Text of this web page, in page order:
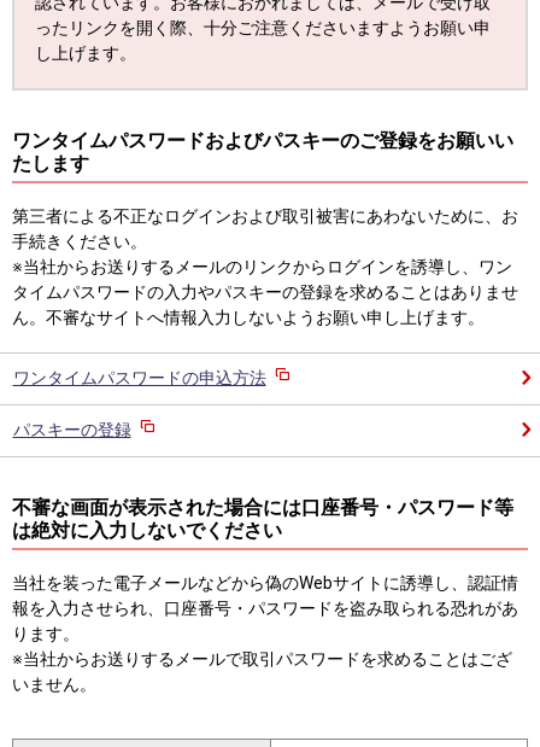
ったリンクを開く際、十分ご注意くださいますようお願い申
し上げます。
ワンタイムパスワードおよびパスキーのご登録をお願いい
たします
第三者による不正なログインおよび取引被害にあわないために、お
手続きください。
※当社からお送りするメールのリンクからログインを誘導し、ワン
タイムパスワードの入力やパスキーの登録を求めることはありませ
ん。不審なサイトへ情報入力しないようお願い申し上げます。
ワンタイムパスワードの申込方法
パスキーの登録
不審な画面が表示された場合には口座番号・パスワード等
は絶対に入力しないでください
当社を装った電子メールなどから偽のWebサイトに誘導し、認証情
報を入力させられ、口座番号・パスワードを盗み取られる恐れがあ
ります。
※当社からお送りするメールで取引パスワードを求めることはござ
いません。